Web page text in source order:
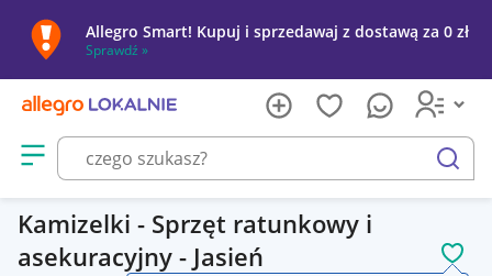
Allegro Smart! Kupuj i sprzedawaj z dostawą za 0 zł
Sprawdź »
Otwórz menu z kategoriami
szukaj
Kamizelki - Sprzęt ratunkowy i
asekuracyjny - Jasień